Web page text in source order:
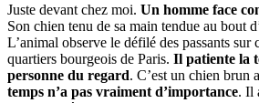
Juste devant chez moi. Un homme face
Son chien tenu de sa main tendue au bout
L’animal observe le défilé des passants sur
quartiers bourgeois de Paris. Il patiente la
personne du regard. C’est un chien brun
temps n’a pas vraiment d’importance. Il